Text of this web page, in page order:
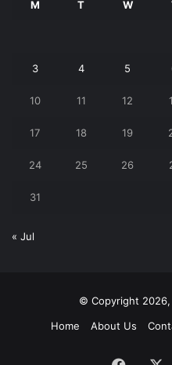
M T W
3 4 5
10 11 12
17 18 19
24 25 26
31
« Jul
© Copyright 2026,
Home
About Us